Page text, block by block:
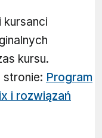
kursu.
stronie: Program
i rozwiązań